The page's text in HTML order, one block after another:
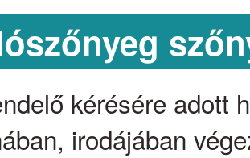
kérésére adott
irodájában